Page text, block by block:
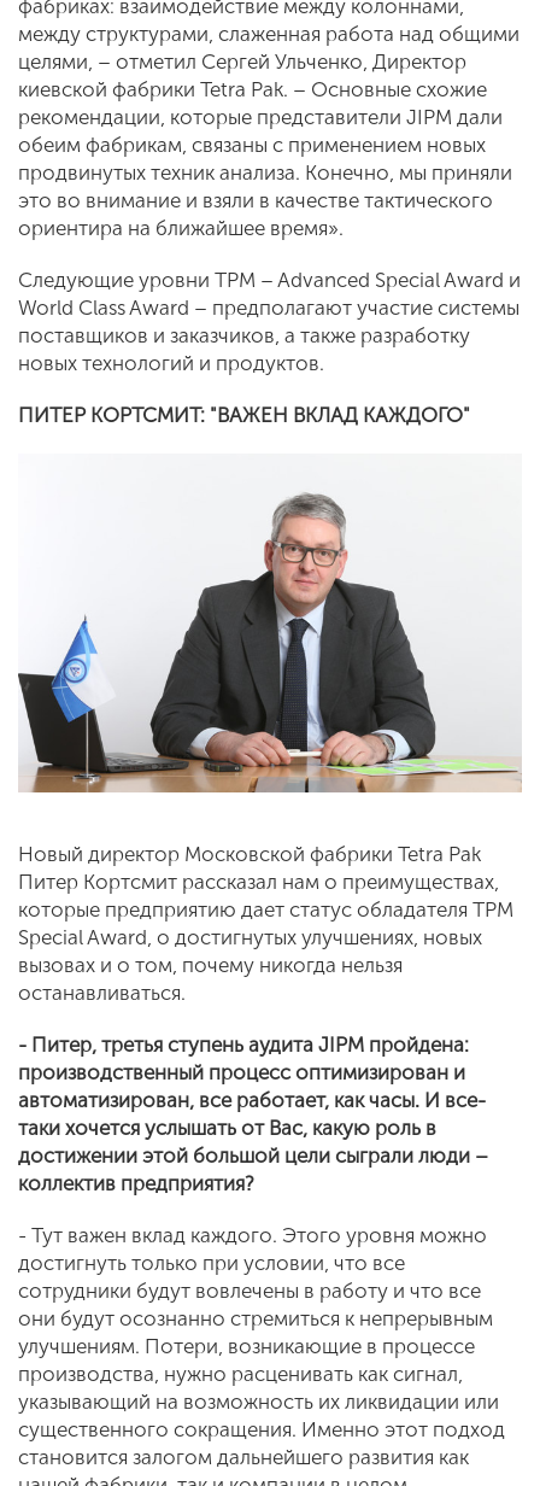
фабриках: взаимодействие между колоннами,
между структурами, слаженная работа над общими
целями, – отметил Сергей Ульченко, Директор
киевской фабрики Tetra Pak. – Основные схожие
рекомендации, которые представители JIPM дали
обеим фабрикам, связаны с применением новых
продвинутых техник анализа. Конечно, мы приняли
это во внимание и взяли в качестве тактического
ориентира на ближайшее время».
Следующие уровни TPM – Advanced Special Award и
World Class Award – предполагают участие системы
поставщиков и заказчиков, а также разработку
новых технологий и продуктов.
ПИТЕР КОРТСМИТ: "ВАЖЕН ВКЛАД КАЖДОГО"
Новый директор Московской фабрики Tetra Pak
Питер Кортсмит рассказал нам о преимуществах,
которые предприятию дает статус обладателя TPM
Special Award, о достигнутых улучшениях, новых
вызовах и о том, почему никогда нельзя
останавливаться.
- Питер, третья ступень аудита JIPM пройдена:
производственный процесс оптимизирован и
автоматизирован, все работает, как часы. И все-
таки хочется услышать от Вас, какую роль в
достижении этой большой цели сыграли люди –
коллектив предприятия?
- Тут важен вклад каждого. Этого уровня можно
достигнуть только при условии, что все
сотрудники будут вовлечены в работу и что все
они будут осознанно стремиться к непрерывным
улучшениям. Потери, возникающие в процессе
производства, нужно расценивать как сигнал,
указывающий на возможность их ликвидации или
существенного сокращения. Именно этот подход
становится залогом дальнейшего развития как